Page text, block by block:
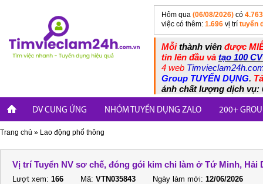
Hôm qua (06/08/2026) có 4.763
việc có thêm: 1.696 vị trí tuyển
Mỗithành viên được
tin lên đầu và tạo 100
4 web
Group TUYỂN DỤNG.
ánh chất lượng dịch vụ:
DV CUNG ỨNG NHÓM TUYỂN DỤNG ZALO 200+
Trang chủ » Lao động phổ thông
Vị trí Tuyển NV sơ chế, đóng gói kim chi làm ở Tứ Minh, Hải
Lượt xem: 166 Mã: VTN035843 Ngày làm mới: 12/06/2026